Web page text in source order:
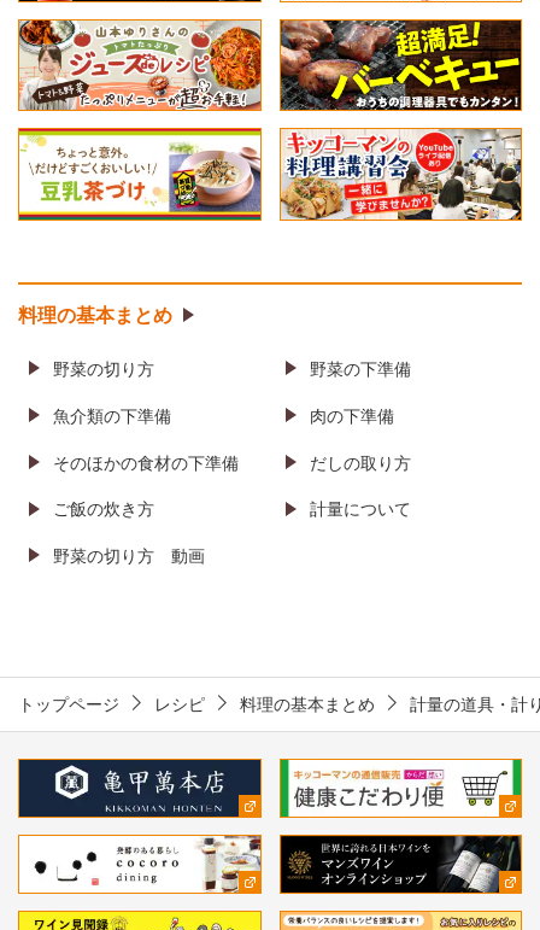
料理の基本まとめ
野菜の切り方 野菜の下準備
魚介類の下準備 肉の下準備
そのほかの食材の下準備 だしの取り方
ご飯の炊き方 計量について
野菜の切り方 動画
トップページ レシピ 料理の基本まとめ 計量の道具・計